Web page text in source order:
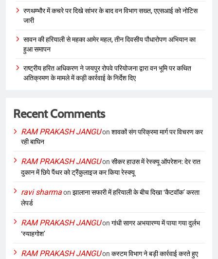
रणथम्भौर में कचरे पर दिखे सांभर के बाद वन विभाग सख्त, एएसआई को नोटिस
जारी
सावन की हरियाली से महका आमेर महल, तीन दिवसीय पौधारोपण अभियान का
हुआ समापन
राष्ट्रीय हरित अधिकरण ने जयपुर रोपवे परियोजना द्वारा वन भूमि पर कथित
अतिक्रमण के मामले में कड़ी कार्रवाई के निर्देश दिए
Recent Comments
RAM PRAKASH JANGUon शावकों संग परिक्रमा मार्ग पर विचरण कर
रही बाघिन
RAM PRAKASH JANGUon सीकर हाउस में रेस्क्यू ऑपरेशन: देर रात
दुकान में छिपे पैंथर को ट्रैंकुलाइज कर किया रेस्क्यू
ravi sharmaon झालाना सफारी में हरियाली के बीच दिखा ‘कैटवॉक’ करता
लेपर्ड
RAM PRAKASH JANGUon गांधी सागर अभयारण्य में पाया गया दुर्लभ
‘स्याहगोश’
RAM PRAKASH JANGUon कस्टम विभाग ने बड़ी कार्रवाई करते हुए